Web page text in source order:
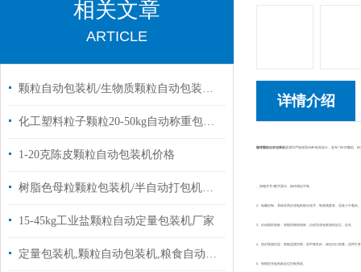
相关文章
ARTICLE
颗粒自动包装机/生物质颗粒自动包装机厂家批发价
化工塑料粒子颗粒20-50kg自动称重包装机厂家
1-20克陈皮颗粒自动包装机价格
树脂色母粒颗粒包装机/半自动打包机厂家定制
15-45kg工业盐颗粒自动定量包装机厂家
定量包装机,颗粒自动包装机,粮食自动包装机批发|设备
详情介绍
咖啡颗粒自动包装机是我司严格按照GMP标准设计，是专门针对颗粒、
、按键开关+数字显示。操作稳定可靠。
2、电脑控制，系统采用步进电机细分技术，制袋精度高，误差小于毫米。
3、自动跟踪色标，智能排除假色标，自动完成包装袋的定位、定长。
4、热封双路控温，智能温度控制，热平衡良好，保证封口质量，适用于
5、智能型光电色标定位控制系统。